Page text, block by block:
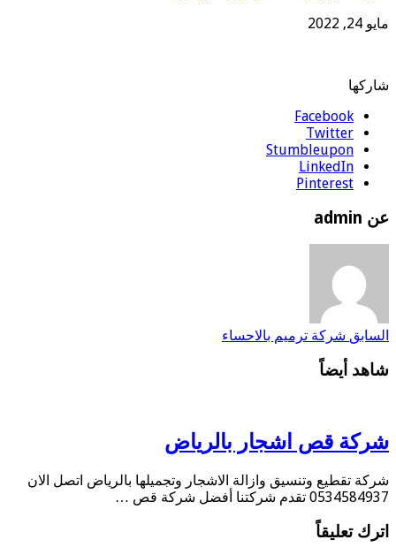
مايو 24, 2022
شاركها
Facebook
Twitter
Stumbleupon
LinkedIn
Pinterest
عن admin
السابق شركة ترميم بالاحساء
شاهد أيضاً
شركة قص اشجار بالرياض
شركة تقطيع وتنسيق وازالة الاشجار وتجميلها بالرياض اتصل الان
0534584937 تقدم شركتنا أفضل شركة قص …
اترك تعليقاً